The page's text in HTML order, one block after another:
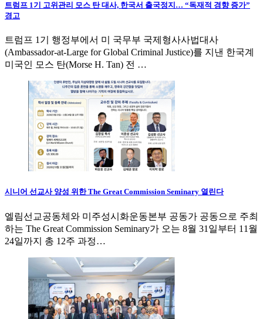
트럼프 1기 고위관리 모스 탄 대사, 한국서 출국정지… “독재적 경향 증가”
경고
트럼프 1기 행정부에서 미 국무부 국제형사사법대사
(Ambassador-at-Large for Global Criminal Justice)를 지낸 한국계
미국인 모스 탄(Morse H. Tan) 전 …
시니어 선교사 양성 위한 The Great Commission Seminary 열린다
엘림선교공동체와 미주성시화운동본부 공동가 공동으로 주최
하는 The Great Commission Seminary가 오는 8월 31일부터 11월
24일까지 총 12주 과정…